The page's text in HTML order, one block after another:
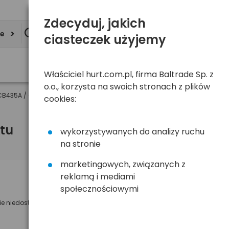
/ CB436A
niedostępny
Powiadom mnie o dostępności
Zdecyduj, jakich
ciasteczek użyjemy
Właściciel hurt.com.pl, firma Baltrade Sp. z
o.o., korzysta na swoich stronach z plików
cookies:
wykorzystywanych do analizy ruchu
na stronie
marketingowych, związanych z
reklamą i mediami
społecznościowymi